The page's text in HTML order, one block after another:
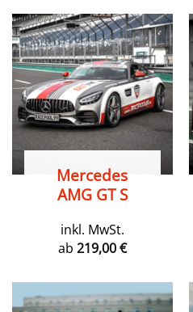
Mercedes
AMG GT S
inkl. MwSt.
ab 219,00€